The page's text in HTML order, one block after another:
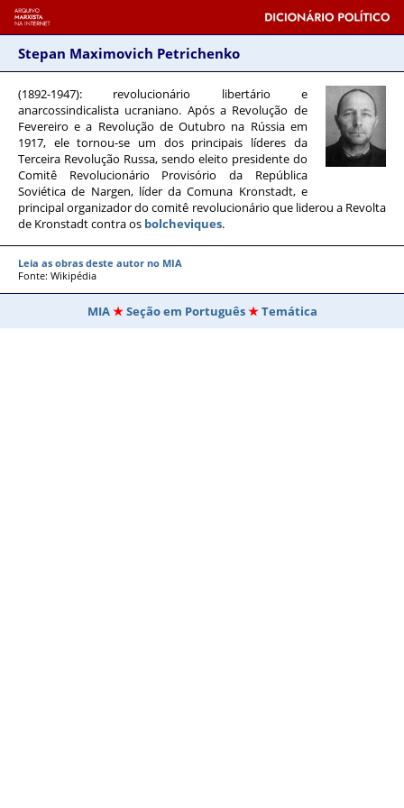
Stepan Maximovich Petrichenko
(1892-1947): revolucionário libertário e
anarcossindicalista ucraniano. Após a Revolução de
Fevereiro e a Revolução de Outubro na Rússia em
1917, ele tornou-se um dos principais líderes da
Terceira Revolução Russa, sendo eleito presidente do
Comitê Revolucionário Provisório da República
Soviética de Nargen, líder da Comuna Kronstadt, e
principal organizador do comitê revolucionário que liderou a Revolta
de Kronstadt contra os bolcheviques.
Leia as obras deste autor no MIA
Fonte: Wikipédia
MIA Seção em Português Temática